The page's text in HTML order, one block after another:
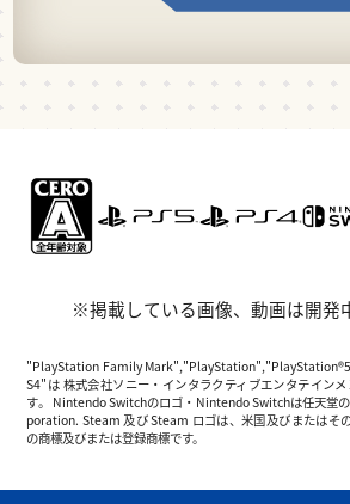
※掲載している画像、動画は開発
"PlayStation Family
S4"は 株式会社ソニー・インタラクティブエンタテイン
す。 Nintendo Switchのロゴ・Nintendo Switchは任天堂
poration. Steam 及び Steam ロゴは、米国及びまたはそ
の商標及びまたは登録商標です。